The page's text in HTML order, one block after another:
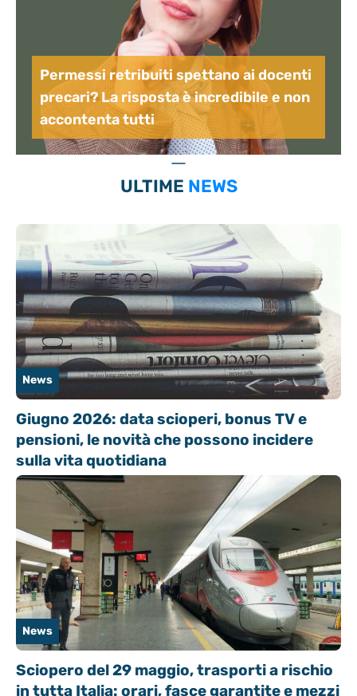
Permessi retribuiti spettano ai docenti
precari? La risposta è incredibile e non
accontenta tutti
ULTIME NEWS
News
Giugno 2026: data scioperi, bonus TV e
pensioni, le novità che possono incidere
sulla vita quotidiana
News
Sciopero del 29 maggio, trasporti a rischio
in tutta Italia: orari, fasce garantite e mezzi